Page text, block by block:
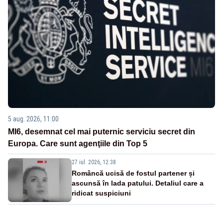
5 aug. 2026, 11:00
MI6, desemnat cel mai puternic serviciu secret din
Europa. Care sunt agenţiile din Top 5
27 iul. 2026, 12:38
Româncă ucisă de fostul partener și
ascunsă în lada patului. Detaliul care a
ridicat suspiciuni